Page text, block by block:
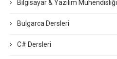
Bilgisayar & Yazılım Mühendisliği
Bulgarca Dersleri
C# Dersleri